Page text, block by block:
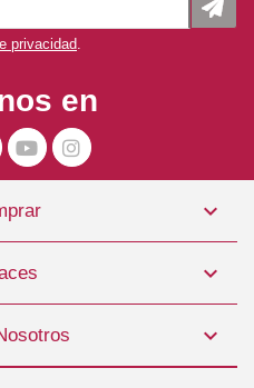
A AZUL 10mm Freedog
€
privacidad
en


